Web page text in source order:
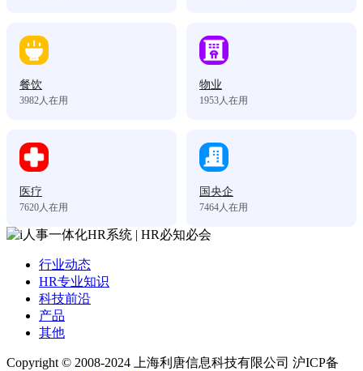
餐饮
3982人在用
物业
1953人在用
医疗
7620人在用
国央企
7464人在用
行业动态
HR专业知识
科技前沿
产品
其他
Copyright © 2008-2024 上海利唐信息科技有限公司 沪ICP备